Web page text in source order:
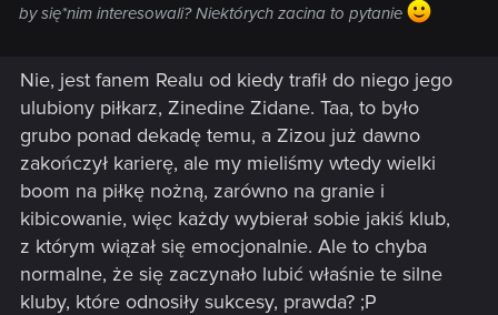
by się*nim interesowali? Niektórych zacina to pytanie
Nie, jest fanem Realu od kiedy trafił do niego jego
ulubiony piłkarz, Zinedine Zidane. Taa, to było
grubo ponad dekadę temu, a Zizou już dawno
zakończył karierę, ale my mieliśmy wtedy wielki
boom na piłkę nożną, zarówno na granie i
kibicowanie, więc każdy wybierał sobie jakiś klub,
z którym wiązał się emocjonalnie. Ale to chyba
normalne, że się zaczynało lubić właśnie te silne
kluby, które odnosiły sukcesy, prawda? ;P